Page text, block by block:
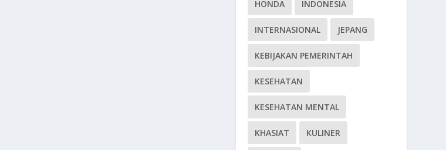
HONDA INDONESIA
INTERNASIONAL JEPANG
KEBIJAKAN PEMERINTAH
KESEHATAN
KESEHATAN MENTAL
KHASIAT KULINER